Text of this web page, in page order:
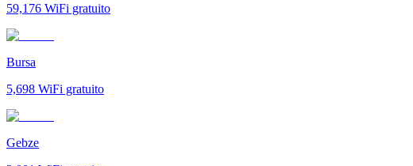
59,176 WiFi gratuito
Bursa
5,698 WiFi gratuito
Gebze